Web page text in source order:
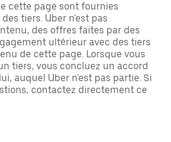
cette page sont fournies
tiers. Uber n'est pas
des offres faites par des
ultérieur avec des tiers
de cette page. Lorsque vous
tiers, vous concluez un accord
auquel Uber n'est pas partie. Si
contactez directement ce